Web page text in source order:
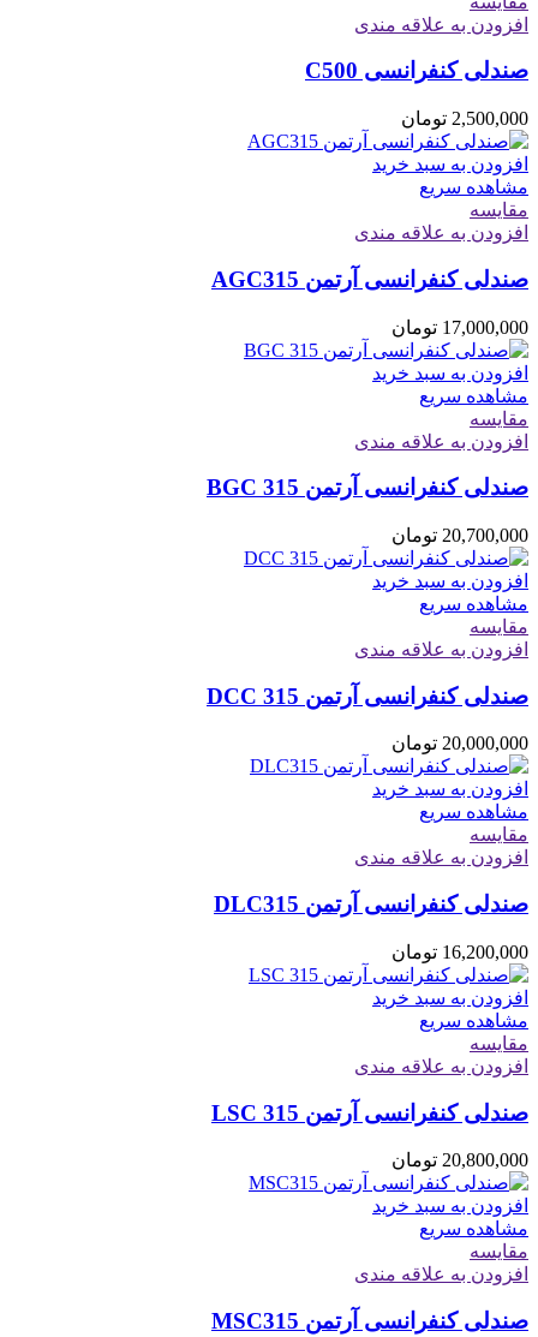
افزودن به علاقه مندی
صندلی کنفرانسی C500
2,500,000 تومان
افزودن به سبد خرید
مشاهده سریع
مقایسه
افزودن به علاقه مندی
صندلی کنفرانسی آرتمن AGC315
17,000,000 تومان
افزودن به سبد خرید
مشاهده سریع
مقایسه
افزودن به علاقه مندی
صندلی کنفرانسی آرتمن BGC 315
20,700,000 تومان
افزودن به سبد خرید
مشاهده سریع
مقایسه
افزودن به علاقه مندی
صندلی کنفرانسی آرتمن DCC 315
20,000,000 تومان
افزودن به سبد خرید
مشاهده سریع
مقایسه
افزودن به علاقه مندی
صندلی کنفرانسی آرتمن DLC315
16,200,000 تومان
افزودن به سبد خرید
مشاهده سریع
مقایسه
افزودن به علاقه مندی
صندلی کنفرانسی آرتمن LSC 315
20,800,000 تومان
افزودن به سبد خرید
مشاهده سریع
مقایسه
افزودن به علاقه مندی
صندلی کنفرانسی آرتمن MSC315